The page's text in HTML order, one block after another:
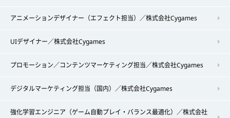
アニメーションデザイナー（エフェクト担当）／株式会社Cygames
UIデザイナー／株式会社Cygames
プロモーション／コンテンツマーケティング担当／株式会社Cygames
デジタルマーケティング担当（国内）／株式会社Cygames
強化学習エンジニア（ゲーム自動プレイ・バランス最適化）／株式会社